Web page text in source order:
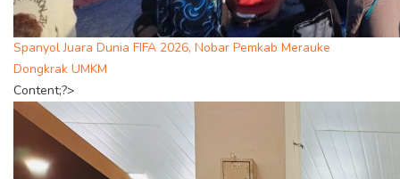
Spanyol Juara Dunia FIFA 2026, Nobar Pemkab Merauke
Dongkrak UMKM
Content;?>